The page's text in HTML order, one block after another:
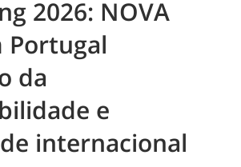
2026: NOVA
Portugal
da
e
internacional